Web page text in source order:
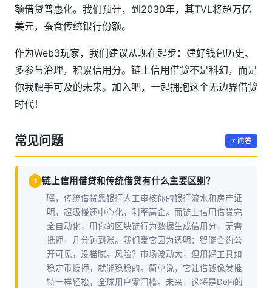
额借贷普惠化。我们预计，到2030年，其TVL将超万亿
美元，蚕食传统银行份额。
作为Web3玩家，我们建议从现在起步：建好钱包历史、
多参与治理，积累信用分。链上信用借贷不是科幻，而是
你我触手可及的未来。加入吧，一起拥抱这个无边界借贷
时代！
常见问题 7 问答
1 链上信用借贷和传统借贷有什么主要区别？
嘿，传统借贷靠银行人工审核你的银行流水和房产证
明，超级慢还中心化，利率高企。而链上信用借贷完
全自动化，用你的区块链行为数据生成信用分，无需
抵押，几分钟到账。我们爱它因为透明：智能合约公
开可见，没猫腻。风险？市场波动大，但用好工具如
稳定币抵押，就能稳稳的。简单说，它让借钱像发推
特一样轻松，全球用户零门槛。未来，这将是DeFi的